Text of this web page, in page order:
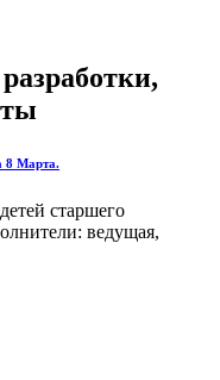
8 Марта.
старшего
ведущая,